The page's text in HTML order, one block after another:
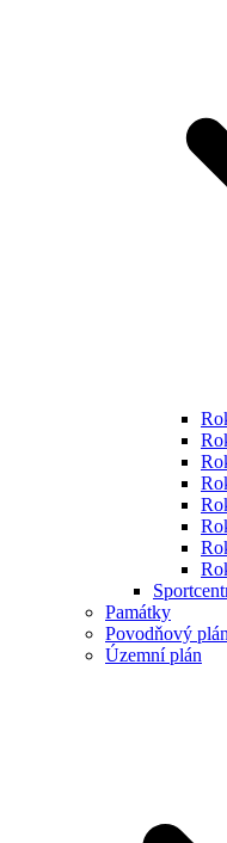
Památky
Povodňový plán
Územní plán